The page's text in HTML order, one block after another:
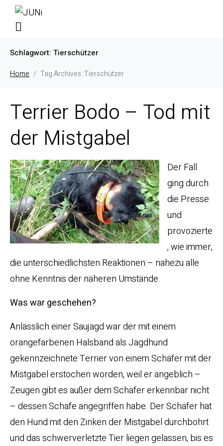
Schlagwort: Tierschützer
Home Tag Archives: Tierschützer
Terrier Bodo – Tod mit
der Mistgabel
Der Fall
ging durch
die Presse
und
provozierte
, wie immer,
die unterschiedlichsten Reaktionen – nahezu alle
ohne Kenntnis der näheren Umstände.
Was war geschehen?
Anlässlich einer Saujagd war der mit einem
orangefarbenen Halsband als Jagdhund
gekennzeichnete Terrier von einem Schäfer mit der
Mistgabel erstochen worden, weil er angeblich –
Zeugen gibt es außer dem Schäfer erkennbar nicht
– dessen Schafe angegriffen habe. Der Schäfer hat
den Hund mit den Zinken der Mistgabel durchbohrt
und das schwerverletzte Tier liegen gelassen, bis es